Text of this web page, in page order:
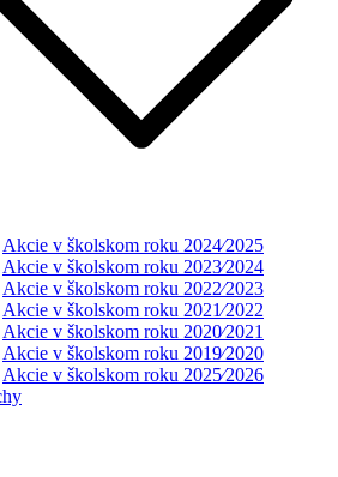
Akcie v školskom roku 2024⁄2025
Akcie v školskom roku 2023⁄2024
Akcie v školskom roku 2022⁄2023
Akcie v školskom roku 2021⁄2022
Akcie v školskom roku 2020⁄2021
Akcie v školskom roku 2019⁄2020
Akcie v školskom roku 2025⁄2026